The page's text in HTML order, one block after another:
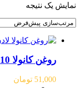
نمایش یک نتیجه
روغن کانولا 810 گرم لادن
51,000 تومان